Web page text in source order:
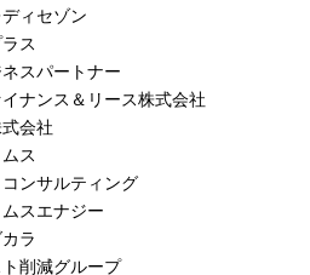
ィセゾン
ス
スパートナー
ナンス＆リース株式会社
会社
ス
ンサルティング
スエナジー
ラ
削減グループ